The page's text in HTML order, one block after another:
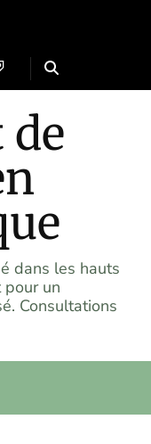
de
dans les hauts
pour un
Consultations